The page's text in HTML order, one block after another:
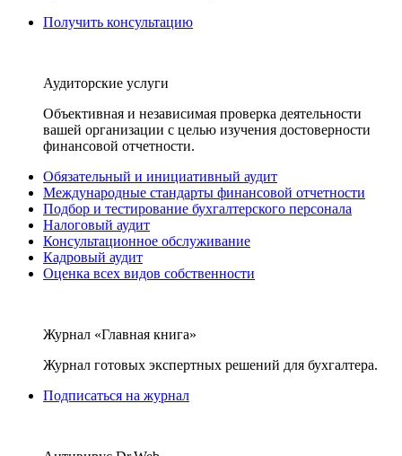
Получить консультацию
Аудиторские услуги
Объективная и независимая проверка деятельности
вашей организации с целью изучения достоверности
финансовой отчетности.
Обязательный и инициативный аудит
Международные стандарты финансовой отчетности
Подбор и тестирование бухгалтерского персонала
Налоговый аудит
Консультационное обслуживание
Кадровый аудит
Оценка всех видов собственности
Журнал «Главная книга»
Журнал готовых экспертных решений для бухгалтера.
Подписаться на журнал